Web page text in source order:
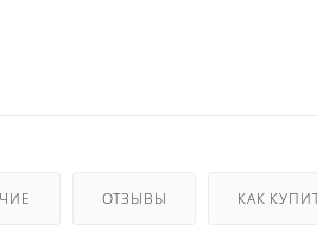
ОТЗЫВЫ КАК